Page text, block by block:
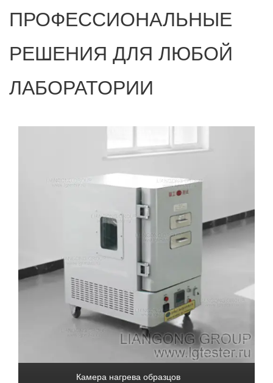
ПРОФЕССИОНАЛЬНЫЕ
РЕШЕНИЯ ДЛЯ ЛЮБОЙ
ЛАБОРАТОРИИ
Камера нагрева образцов